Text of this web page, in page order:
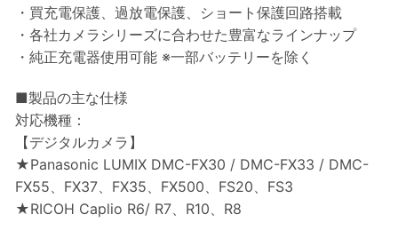
・買充電保護、過放電保護、ショート保護回路搭載
・各社カメラシリーズに合わせた豊富なラインナップ
・純正充電器使用可能 ※一部バッテリーを除く
■製品の主な仕様
対応機種：
【デジタルカメラ】
★Panasonic LUMIX DMC-FX30 / DMC-FX33 / DMC-
FX55、FX37、FX35、FX500、FS20、FS3
★RICOH Caplio R6/ R7、R10、R8